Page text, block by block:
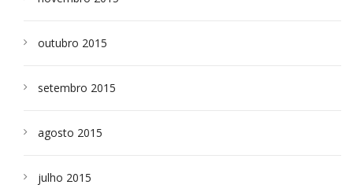
outubro 2015
setembro 2015
agosto 2015
julho 2015